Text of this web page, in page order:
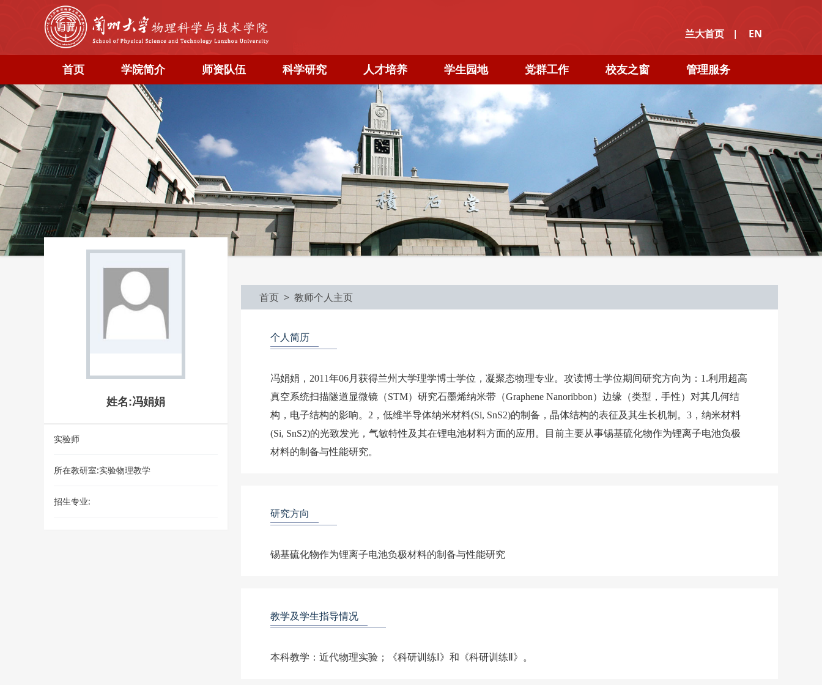
兰大首页 | EN
首页 学院简介 师资队伍 科学研究 人才培养 学生园地 党群工作 校友之窗 管理服务
姓名:冯娟娟
实验师
所在教研室:实验物理教学
招生专业:
首页 > 教师个人主页
个人简历
冯娟娟，2011年06月获得兰州大学理学博士学位，凝聚态物理专业。攻读博士学位期间研究方向为：1.利用超高
真空系统扫描隧道显微镜（STM）研究石墨烯纳米带（Graphene Nanoribbon）边缘（类型，手性）对其几何结
构，电子结构的影响。2，低维半导体纳米材料(Si, SnS2)的制备，晶体结构的表征及其生长机制。3，纳米材料
(Si, SnS2)的光致发光，气敏特性及其在锂电池材料方面的应用。目前主要从事锡基硫化物作为锂离子电池负极
研究方向
教学及学生指导情况